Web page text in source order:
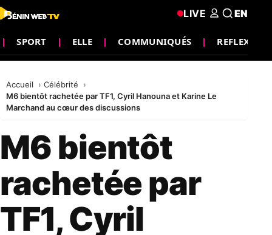
SPORT ELLE COMMUNIQUÉS
LIVE EN
Accueil
Célébrité
M6 bientôt rachetée par TF1, Cyril Hanouna et Karine Le
Marchand au cœur des discussions
M6 bientôt
rachetée par
TF1, Cyril